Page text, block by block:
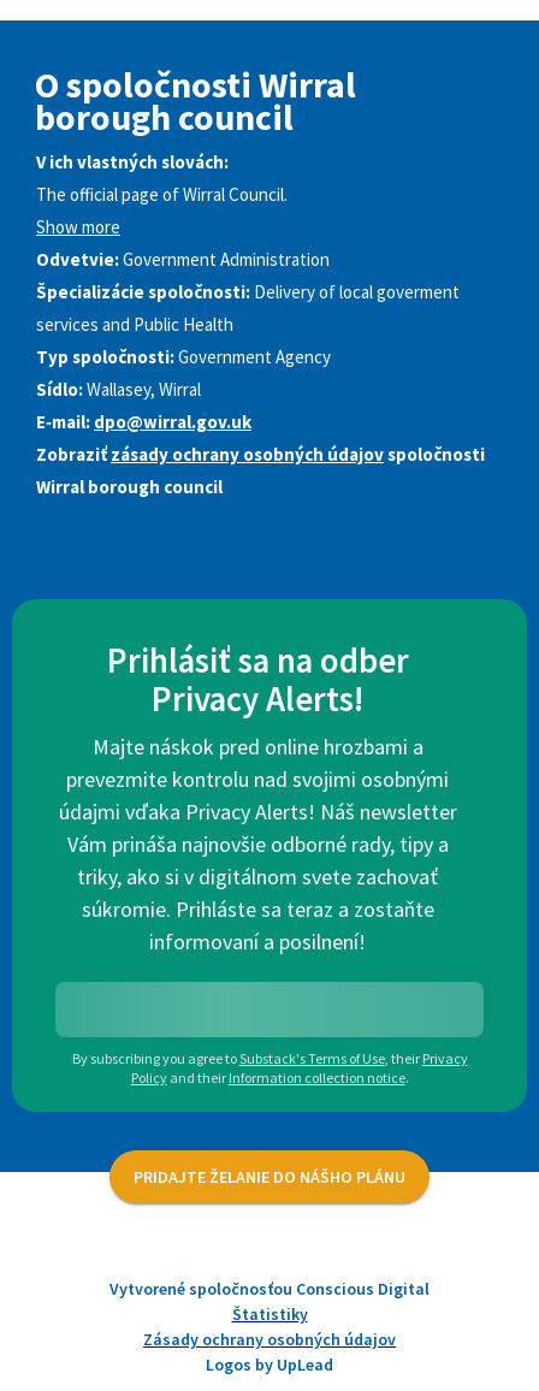
O spoločnosti Wirral
borough council
V ich vlastných slovách:
The official page of Wirral Council.
Show more
Odvetvie:Government Administration
Špecializácie spoločnosti: Delivery of local goverment
services and Public Health
Typ spoločnosti:Government Agency
Sídlo:Wallasey, Wirral
E‑mail: dpo@wirral.gov.uk
Zobraziť zásady ochrany osobných údajovspoločnosti
Wirral borough council
Prihlásiť sa na odber
Privacy Alerts!
Majte náskok pred online hrozbami a
prevezmite kontrolu nad svojimi osobnými
údajmi vďaka Privacy Alerts! Náš newsletter
Vám prináša najnovšie odborné rady, tipy a
triky, ako si v digitálnom svete zachovať
súkromie. Prihláste sa teraz a zostaňte
informovaní a posilnení!
By subscribing you agree toSubstack's Terms of Use, their Privacy
Policy and their Information collection notice.
PRIDAJTE ŽELANIE DO NÁŠHO PLÁNU
Vytvorené spoločnosťou Conscious Digital
Štatistiky
Zásady ochrany osobných údajov
Logos by UpLead